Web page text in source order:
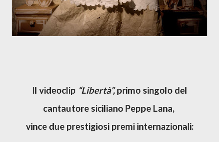
Il videoclip “Libertà”,primo singolo del
cantautore siciliano Peppe Lana,
vince due prestigiosi premi internazionali: